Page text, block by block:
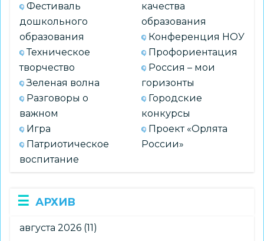
Фестиваль
дошкольного
образования
Техническое
творчество
Зеленая волна
Разговоры о
важном
Игра
Патриотическое
воспитание
качества
образования
Конференция НОУ
Профориентация
Россия – мои
горизонты
Городские
конкурсы
Проект «Орлята
России»
АРХИВ
августа 2026 (11)